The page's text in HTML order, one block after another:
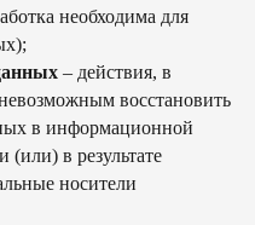
необходима для
– действия, в
восстановить
в информационной
в результате
носители